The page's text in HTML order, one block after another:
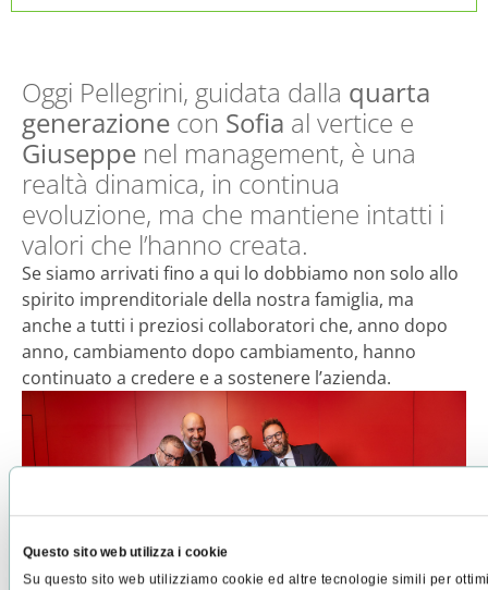
Questo sito web utilizza i cookie
Su questo sito web utilizziamo cookie ed altre tecnologie simili per
Oggi Pellegrini, guidata dalla quarta
generazione con Sofia al vertice e
Giuseppe nel management, è una
realtà dinamica, in continua
evoluzione, ma che mantiene intatti i
valori che l’hanno creata.
Se siamo arrivati fino a qui lo dobbiamo non solo allo
spirito imprenditoriale della nostra famiglia, ma
anche a tutti i preziosi collaboratori che, anno dopo
anno, cambiamento dopo cambiamento, hanno
continuato a credere e a sostenere l’azienda.